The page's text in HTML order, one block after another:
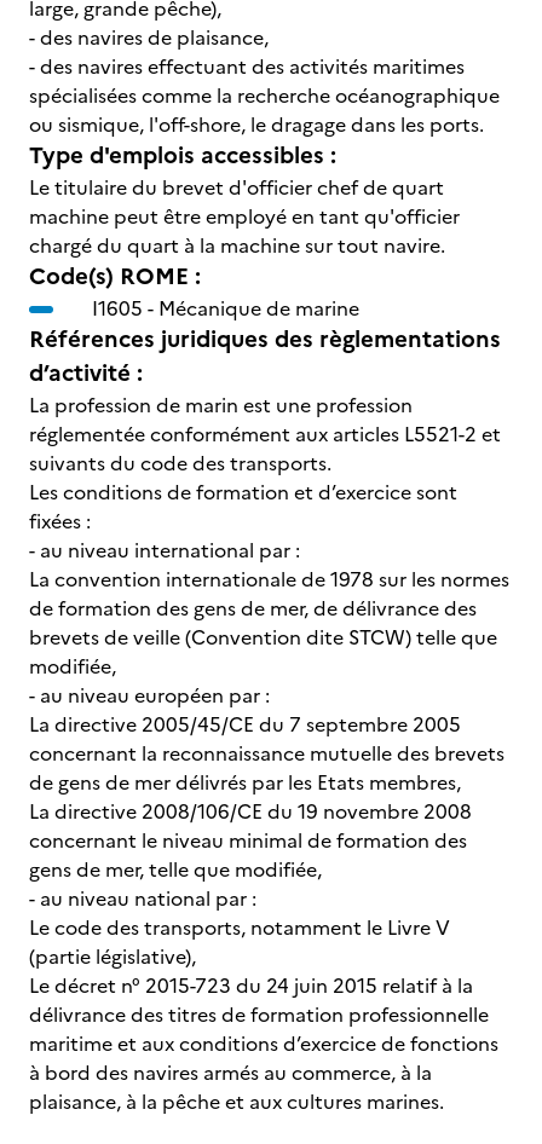
large, grande pêche),
- des navires de plaisance,
- des navires effectuant des activités maritimes
spécialisées comme la recherche océanographique
ou sismique, l'off-shore, le dragage dans les ports.
Type d'emplois accessibles :
Le titulaire du brevet d'officier chef de quart
machine peut être employé en tant qu'officier
chargé du quart à la machine sur tout navire.
Code(s) ROME :
I1605 - Mécanique de marine
Références juridiques des règlementations
d’activité :
La profession de marin est une profession
réglementée conformément aux articles L5521-2 et
suivants du code des transports.
Les conditions de formation et d’exercice sont
fixées :
- au niveau international par :
La convention internationale de 1978 sur les normes
de formation des gens de mer, de délivrance des
brevets de veille (Convention dite STCW) telle que
modifiée,
- au niveau européen par :
La directive 2005/45/CE du 7 septembre 2005
concernant la reconnaissance mutuelle des brevets
de gens de mer délivrés par les Etats membres,
La directive 2008/106/CE du 19 novembre 2008
concernant le niveau minimal de formation des
gens de mer, telle que modifiée,
- au niveau national par :
Le code des transports, notamment le Livre V
(partie législative),
Le décret n° 2015-723 du 24 juin 2015 relatif à la
délivrance des titres de formation professionnelle
maritime et aux conditions d’exercice de fonctions
à bord des navires armés au commerce, à la
plaisance, à la pêche et aux cultures marines.